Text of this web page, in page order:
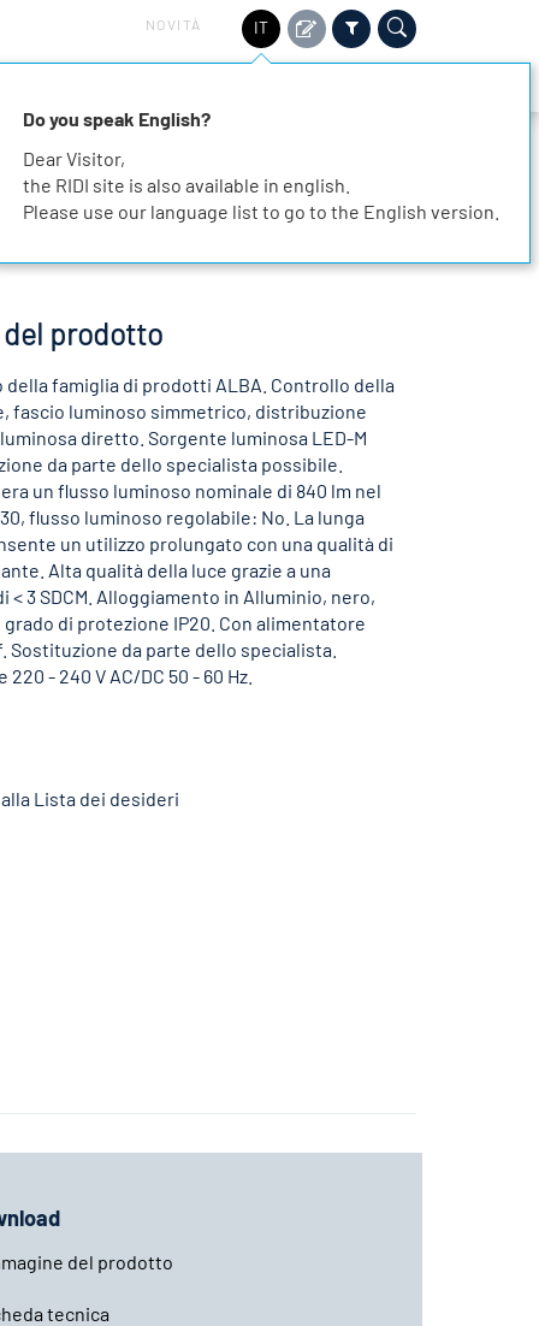
NOVITÀ IT
prodotto
della famiglia di prodotti ALBA. Controllo della
fascio luminoso simmetrico, distribuzione
diretto. Sorgente luminosa LED-M
da parte dello specialista possibile.
un flusso luminoso nominale di 840 lm nel
flusso luminoso regolabile: No. La lunga
un utilizzo prolungato con una qualità di
Alta qualità della luce grazie a una
< 3 SDCM. Alloggiamento in Alluminio, nero,
grado di protezione IP20. Con alimentatore
Sostituzione da parte dello specialista.
- 240 V AC/DC 50 - 60 Hz.
Lista dei desideri
del prodotto
tecnica
Do you speak English?
Dear Visitor,
the RIDI site is also available in english.
Please use our language list to go to the English version.